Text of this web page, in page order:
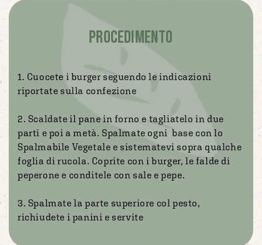
PROCEDIMENTO
1. Cuocete i burger seguendo le indicazioni
riportate sulla confezione
2. Scaldate il pane in forno e tagliatelo in due
parti e poi a metà. Spalmate ogni base con lo
Spalmabile Vegetale e sistematevi sopra qualche
foglia di rucola. Coprite con i burger, le falde di
peperone e conditele con sale e pepe.
3. Spalmate la parte superiore col pesto,
richiudete i panini e servite